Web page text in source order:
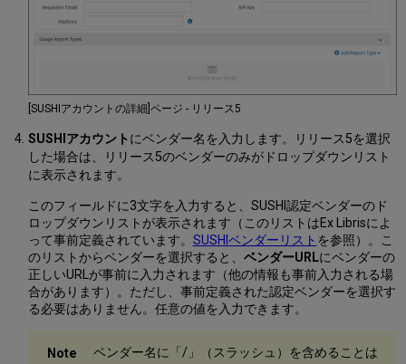
[SUSHIアカウントの詳細]ページ - リリース5
SUSHIアカウント にベンダー名を入力します。リリース5を選択
した場合は、リリース5のベンダーのみがドロップダウンリスト
に表示されます。
このフィールドに3文字を入力すると、SUSHI認定ベンダーのド
ロップダウンリストが表示されます（このリストはEx Librisによ
って事前定義されています。 SUSHIベンダーリスト を参照）。こ
のリストからベンダーを選択すると、 ベンダーURLにベンダーの
正しいURLが事前に入力されます（他の情報も事前入力される場
合があります）。ただし、事前定義された認定ベンダーを選択す
る必要はありません。任意の値を入力できます。
ベンダー名に「/」（スラッシュ）を含めることは